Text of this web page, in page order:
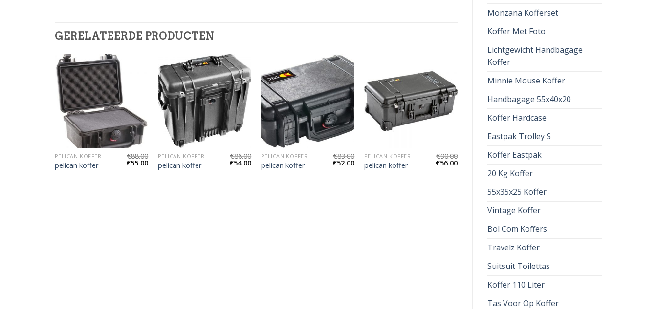
Monzana Kofferset
Koffer Met Foto
Lichtgewicht Handbagage
Koffer
Minnie Mouse Koffer
Handbagage 55x40x20
Koffer Hardcase
Eastpak Trolley S
Koffer Eastpak
20 Kg Koffer
55x35x25 Koffer
Vintage Koffer
Bol Com Koffers
Travelz Koffer
Suitsuit Toilettas
Koffer 110 Liter
Tas Voor Op Koffer
GERELATEERDE PRODUCTEN
PELICAN KOFFER
pelican koffer
€88.00
€55.00
PELICAN KOFFER
pelican koffer
€86.00
€54.00
PELICAN KOFFER
pelican koffer
€83.00
€52.00
PELICAN KOFFER
pelican koffer
€90.00
€56.00